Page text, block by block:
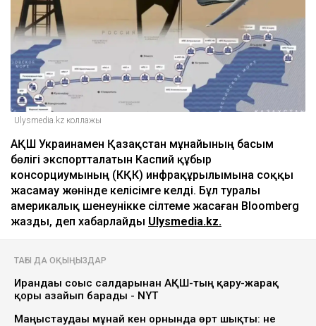
ULYSMEDIA.KZ
АҚШ Украинаны Қазақстан мұнайын
тасымалдайтын танкерлерге соққы
жасамауға көндірді - Bloomberg
Ulysmedia
Ulysmedia.kz коллажы
АҚШ Украинамен Қазақстан мұнайының басым